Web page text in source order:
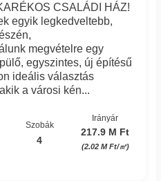
CSALÁDI HÁZ!
egyik legkedveltebb,
megvételre egy
egyszintes, új építésű
ideális választás
a városi kén...
Szobák
4
Irányár
217.9 M Ft
(2.02 M Ft/㎡)